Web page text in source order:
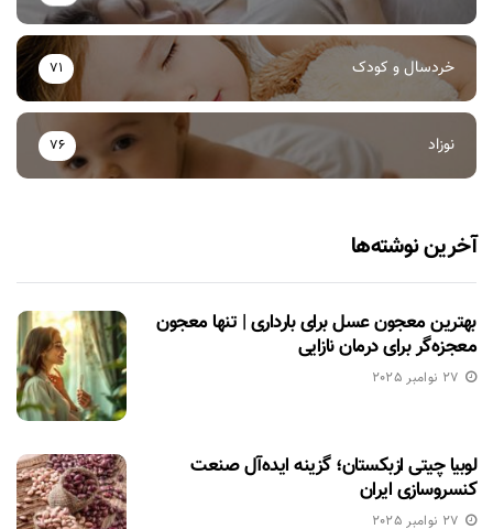
خردسال و کودک 71
نوزاد 76
آخرین نوشته‌ها
بهترین معجون عسل برای بارداری | تنها معجون
معجزه‌گر برای درمان نازایی
27 نوامبر 2025
لوبیا چیتی ازبکستان؛ گزینه ایده‌آل صنعت
کنسروسازی ایران
27 نوامبر 2025